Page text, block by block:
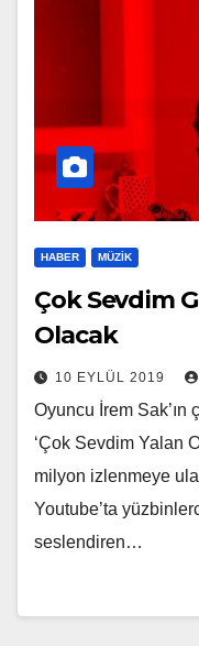
HABER MÜZIK
Çok Sevdim
Olacak
10 EYLÜL 2019
Oyuncu İrem
‘Çok Sevdim Yalan
milyon izlenmeye
Youtube’ta
seslendiren…